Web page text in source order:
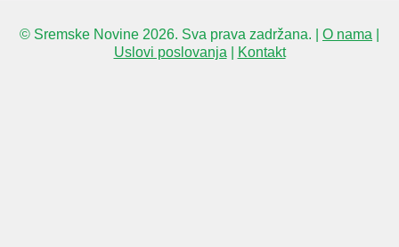
© Sremske Novine 2026. Sva prava zadržana. | O nama
Uslovi poslovanja
Kontakt